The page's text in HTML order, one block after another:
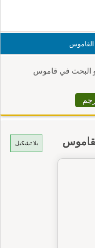
البحث في قاموس
بلا تشكيل